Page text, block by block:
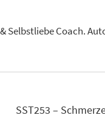
Coach.
SST253 –